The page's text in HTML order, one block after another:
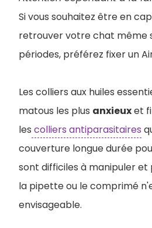
Si vous souhaitez être en
retrouver votre chat même
périodes, préférez fixer un
Les colliers aux huiles
matous les plus anxieuxet
les colliers antiparasitaires
couverture longue durée
sont difficiles à manipuler et
la pipette ou le comprimé
envisageable.